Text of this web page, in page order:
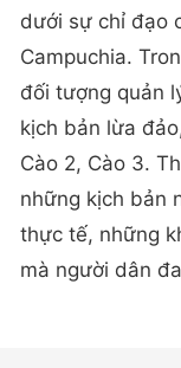
dưới sự chỉ đạo
Campuchia.
đối tượng quản
kịch bản lừa
Cào 2, Cào 3.
những kịch bản
thực tế, những
mà người dân